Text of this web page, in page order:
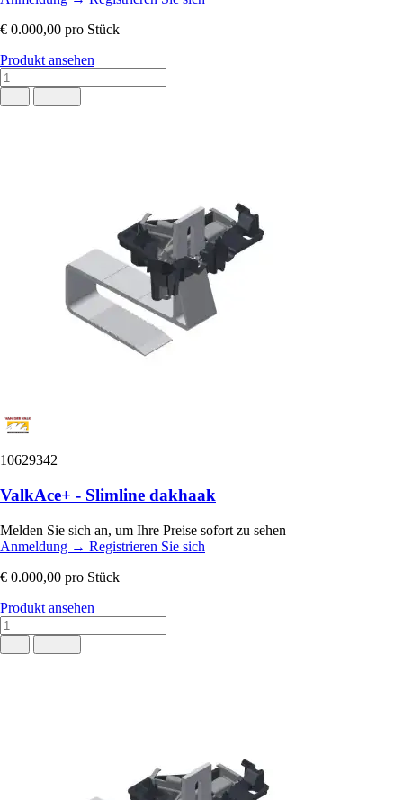
€ 0.000,00 pro Stück
Produkt ansehen
10629342
ValkAce+ - Slimline dakhaak
Melden Sie sich an, um Ihre Preise sofort zu sehen
Anmeldung → Registrieren Sie sich
€ 0.000,00 pro Stück
Produkt ansehen